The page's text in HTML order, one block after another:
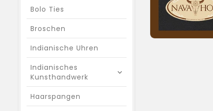
Bolo Ties
Broschen
Indianische Uhren
Indianisches
Kunsthandwerk
Haarspangen